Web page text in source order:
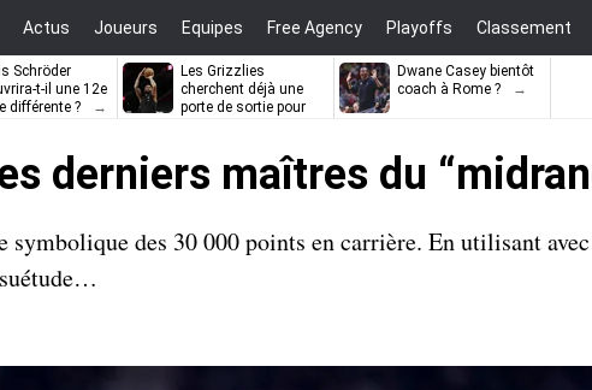
Actus Joueurs Equipes Free Agency Playoffs Classement
Schröder
t-il une 12e
différente ?
Les Grizzlies
cherchent déjà une
porte de sortie pour
Dwane Casey bientôt
coach à Rome ?
derniers maîtres du
symbolique des 30 000 points en carrière. En utilisant